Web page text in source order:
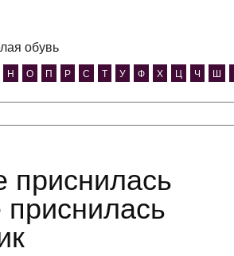
обувь
Н О П Р С Т У Ф Х Ц Ч Ш